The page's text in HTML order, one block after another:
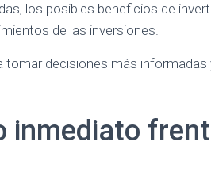
los posibles beneficios de
de las inversiones.
tomar decisiones más
inmediato